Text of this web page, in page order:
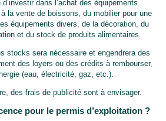
dans l’achat des équipements
la vente de boissons, du mobilier pour une
équipements divers, de la décoration, du
et du stock de produits alimentaires.
stocks sera nécessaire et engendrera des
des loyers ou des crédits à rembourser,
(eau, électricité, gaz, etc.).
des frais de publicité sont à envisager.
pour le permis d’exploitation ?